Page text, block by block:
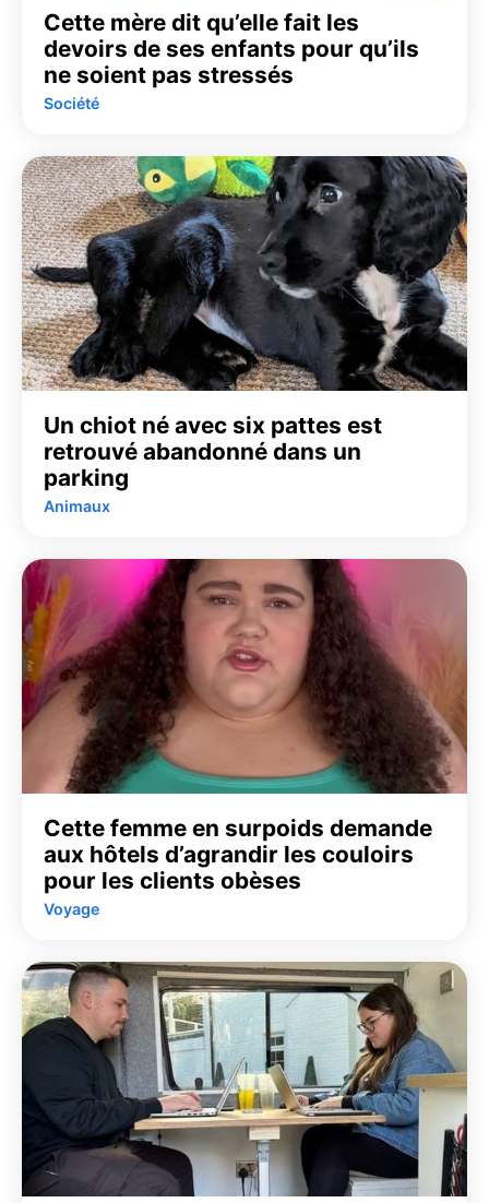
Cette mère dit qu’elle fait les
devoirs de ses enfants pour qu’ils
ne soient pas stressés
Société
Un chiot né avec six pattes est
retrouvé abandonné dans un
parking
Animaux
Cette femme en surpoids demande
aux hôtels d’agrandir les couloirs
pour les clients obèses
Voyage